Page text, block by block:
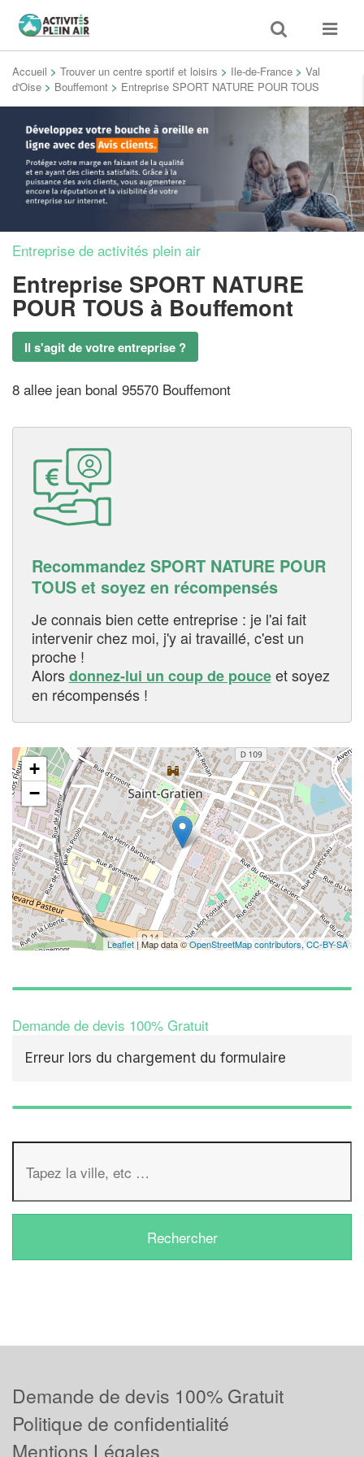
Toggle
search
Toggle
Accueil > Trouver un centre sportif et loisirs > Ile-de-France > Val
d'Oise > Bouffemont > Entreprise SPORT NATURE POUR TOUS
Entreprise de activités plein air
Entreprise SPORT NATURE
POUR TOUS à Bouffemont
Il s'agit de votre entreprise ?
8 allee jean bonal 95570 Bouffemont
Recommandez SPORT NATURE POUR
TOUS et soyez en récompensés
Je connais bien cette entreprise : je l'ai fait
intervenir chez moi, j'y ai travaillé, c'est un
proche !
Alorsdonnez-lui un coup de pouceet soyez
en récompensés !
+
−
Leaflet| Map data ©OpenStreetMap contributors,CC-BY-SA
Demande de devis 100% Gratuit
Erreur lors du chargement du formulaire
Demande de devis 100% Gratuit
Politique de confidentialité
Mentions Légales